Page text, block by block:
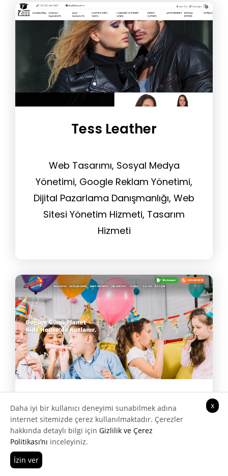
Hemen Ara
Tess Leather
Web Tasarımı, Sosyal Medya
Yönetimi, Google Reklam Yönetimi,
Dijital Pazarlama Danışmanlığı, Web
Sitesi Yönetim Hizmeti, Tasarım
Hizmeti
Planet Kids House
Web Tasarımı, Google SEO, Google
Reklam Yönetimi, Dijital Pazarlama
Danışmanlığı, Web Sitesi Yönetim
Daha iyi bir kullanıcı deneyimi sunabilmek adına
internet sitemizde çerez kullanılmaktadır. Çerezler
hakkında detaylı bilgi için Gizlilik ve Çerez
Politikası’nı inceleyiniz.
İzin ver
x